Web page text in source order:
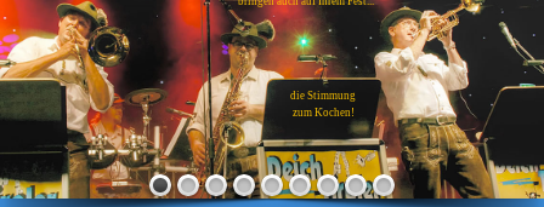
die Stimmung
zum Kochen!